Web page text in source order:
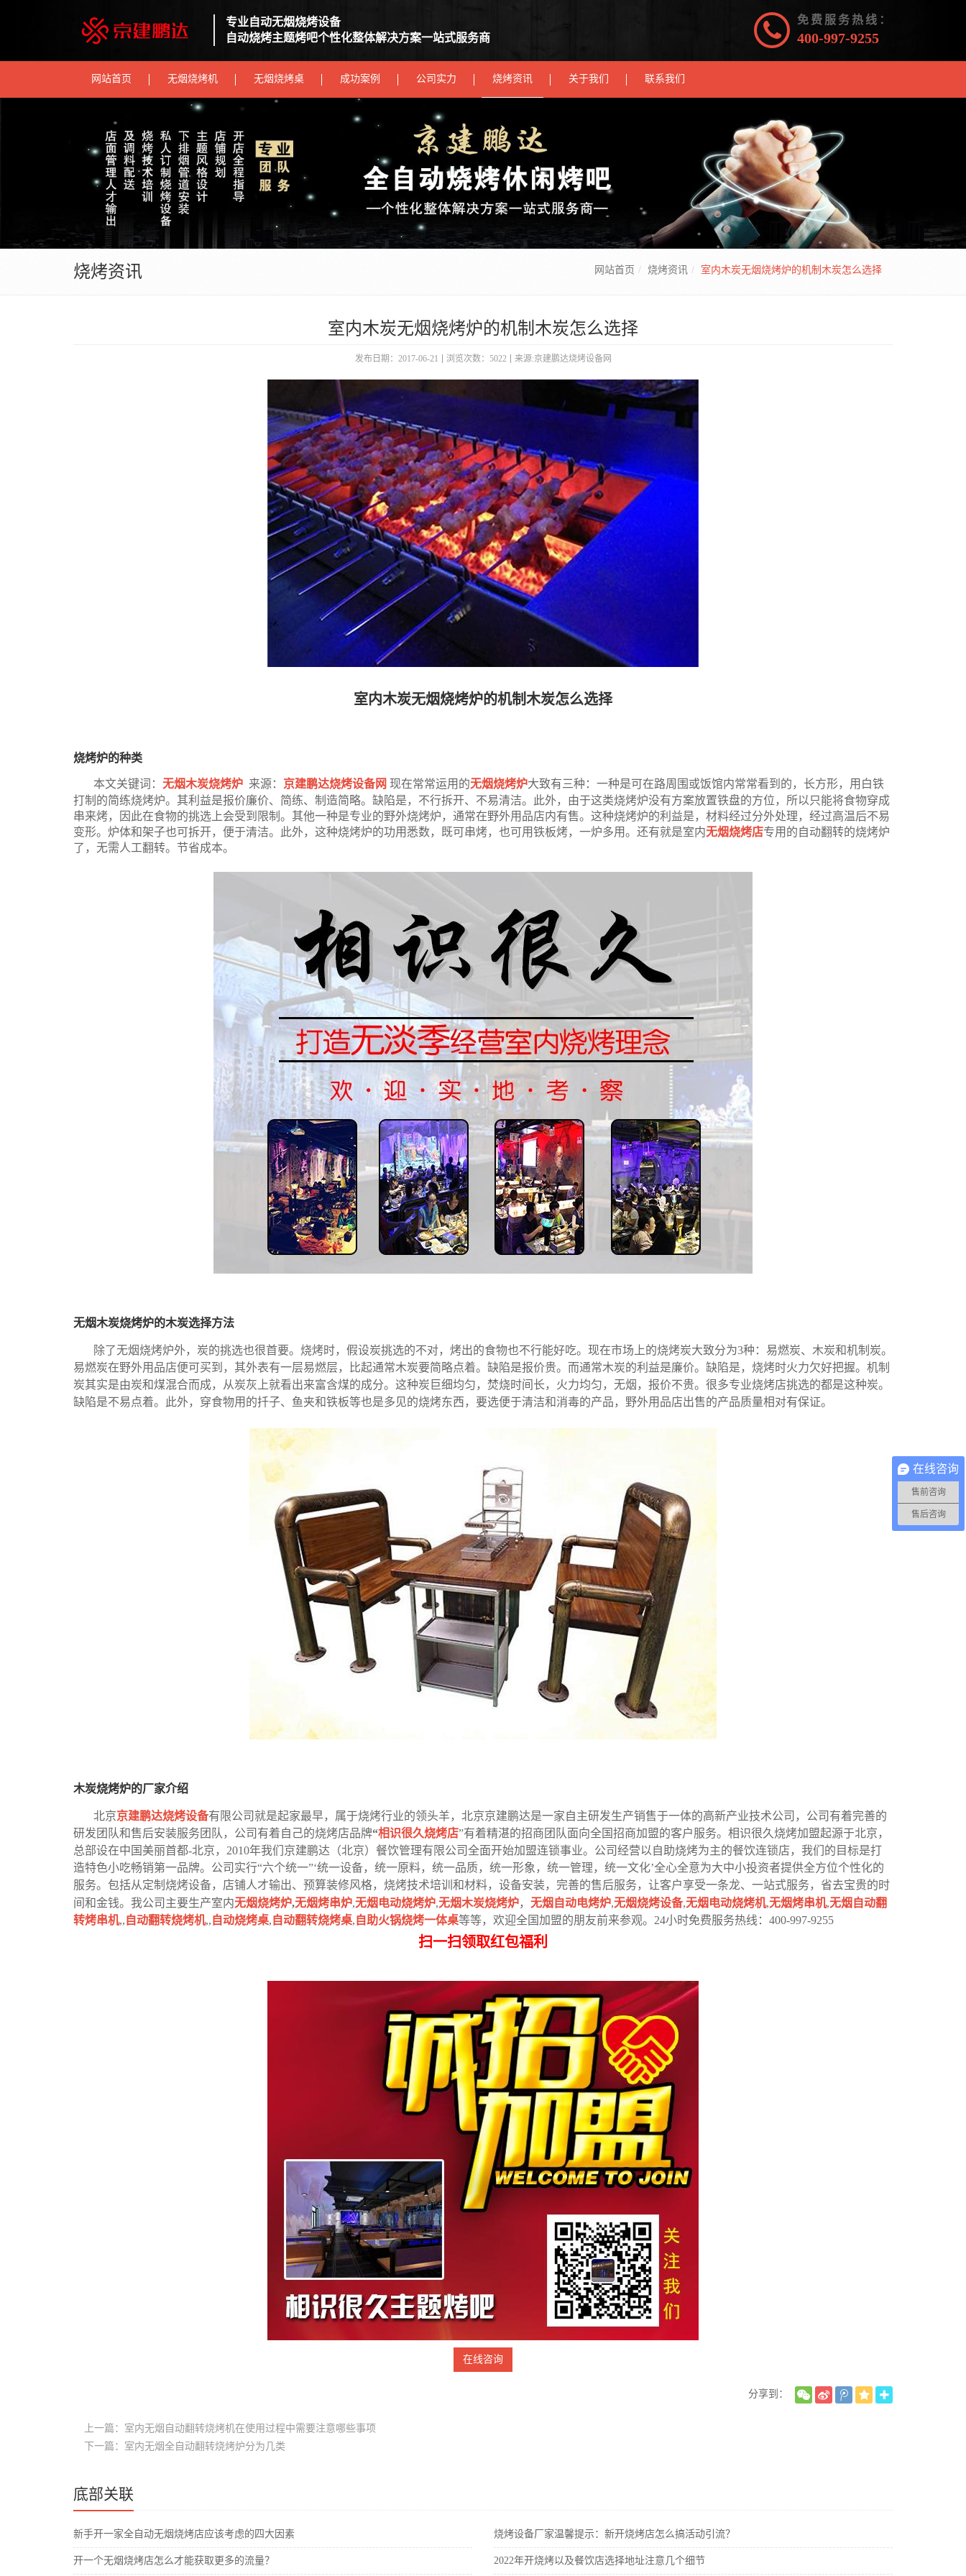
专业自动无烟烧烤设备
自动烧烤主题烤吧个性化整体解决方案一站式服务商
免费服务热线：
400-997-9255
网站首页 无烟烧烤机 无烟烧烤桌 成功案例 公司实力 烧烤资讯 关于我们 联系我们
烧烤资讯 网站首页 烧烤资讯 室内木炭无烟烧烤炉的机制木炭怎么选择
室内木炭无烟烧烤炉的机制木炭怎么选择
发布日期：2017-06-21 浏览次数：5022 来源:京建鹏达烧烤设备网
室内木炭无烟烧烤炉的机制木炭怎么选择
烧烤炉的种类
本文关键词： 无烟木炭烧烤炉 来源 ： 京建鹏达烧烤设备网 现在常常运用的无烟烧烤炉大致有三种：一种是可在路周围或饭馆内常常看到的，长方形，用白铁
打制的简练烧烤炉。其利益是报价廉价、简练、制造简略。缺陷是，不行拆开、不易清洁。此外，由于这类烧烤炉没有方案放置铁盘的方位，所以只能将食物穿成
串来烤，因此在食物的挑选上会受到限制。其他一种是专业的野外烧烤炉，通常在野外用品店内有售。这种烧烤炉的利益是，材料经过分外处理，经过高温后不易
变形。炉体和架子也可拆开，便于清洁。此外，这种烧烤炉的功用悉数，既可串烤，也可用铁板烤，一炉多用。还有就是室内无烟烧烤店专用的自动翻转的烧烤炉
了，无需人工翻转。节省成本。
无烟木炭烧烤炉的木炭选择方法
除了无烟烧烤炉外，炭的挑选也很首要。烧烤时，假设炭挑选的不对，烤出的食物也不行能好吃。现在市场上的烧烤炭大致分为3种：易燃炭、木炭和机制炭。
易燃炭在野外用品店便可买到，其外表有一层易燃层，比起通常木炭要简略点着。缺陷是报价贵。而通常木炭的利益是廉价。缺陷是，烧烤时火力欠好把握。机制
炭其实是由炭和煤混合而成，从炭灰上就看出来富含煤的成分。这种炭巨细均匀，焚烧时间长，火力均匀，无烟，报价不贵。很多专业烧烤店挑选的都是这种炭。
缺陷是不易点着。此外，穿食物用的扦子、鱼夹和铁板等也是多见的烧烤东西，要选便于清洁和消毒的产品，野外用品店出售的产品质量相对有保证。
木炭烧烤炉的厂家介绍
北京京建鹏达烧烤设备有限公司就是起家最早，属于烧烤行业的领头羊，北京京建鹏达是一家自主研发生产销售于一体的高新产业技术公司，公司有着完善的
研发团队和售后安装服务团队，公司有着自己的烧烤店品牌“相识很久烧烤店”有着精湛的招商团队面向全国招商加盟的客户服务。相识很久烧烤加盟起源于北京，
总部设在中国美丽首都-北京，2010年我们京建鹏达（北京）餐饮管理有限公司全面开始加盟连锁事业。公司经营以自助烧烤为主的餐饮连锁店，我们的目标是打
造特色小吃畅销第一品牌。公司实行“六个统一”‘统一设备，统一原料，统一品质，统一形象，统一管理，统一文化’全心全意为大中小投资者提供全方位个性化的
服务。包括从定制烧烤设备，店铺人才输出、预算装修风格，烧烤技术培训和材料，设备安装，完善的售后服务，让客户享受一条龙、一站式服务，省去宝贵的时
间和金钱。我公司主要生产室内无烟烧烤炉,无烟烤串炉,无烟电动烧烤炉,无烟木炭烧烤炉， 无烟自动电烤炉,无烟烧烤设备,无烟电动烧烤机,无烟烤串机,无烟自动翻
转烤串机,, 自动翻转烧烤机,, 自动烧烤桌, 自动翻转烧烤桌, 自助火锅烧烤一体桌等等，欢迎全国加盟的朋友前来参观。24小时免费服务热线：400-997-9255
扫一扫领取红包福利
在线咨询
分享到：
上一篇：室内无烟自动翻转烧烤机在使用过程中需要注意哪些事项
下一篇：室内无烟全自动翻转烧烤炉分为几类
底部关联
新手开一家全自动无烟烧烤店应该考虑的四大因素 烧烤设备厂家温馨提示：新开烧烤店怎么搞活动引流？
开一个无烟烧烤店怎么才能获取更多的流量？ 2022年开烧烤以及餐饮店选择地址注意几个细节
在线咨询
售前咨询
售后咨询